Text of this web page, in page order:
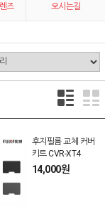
즈 오시는길
후지필름 교체 커버
키트 CVR-XT4
14,000원